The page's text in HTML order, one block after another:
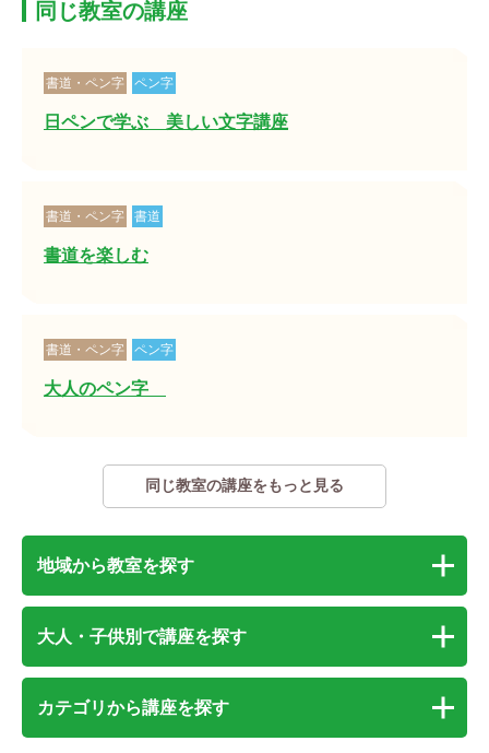
同じ教室の講座
書道・ペン字 ペン字
日ペンで学ぶ 美しい文字講座
書道・ペン字 書道
書道を楽しむ
書道・ペン字 ペン字
大人のペン字
同じ教室の講座をもっと見る
地域から教室を探す
大人・子供別で講座を探す
カテゴリから講座を探す